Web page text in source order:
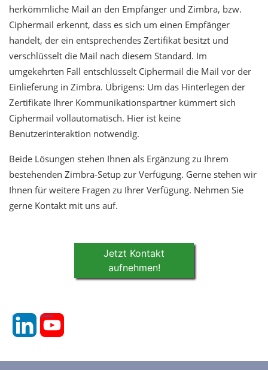
herkömmliche Mail an den Empfänger und Zimbra, bzw.
Ciphermail erkennt, dass es sich um einen Empfänger
handelt, der ein entsprechendes Zertifikat besitzt und
verschlüsselt die Mail nach diesem Standard. Im
umgekehrten Fall entschlüsselt Ciphermail die Mail vor der
Einlieferung in Zimbra. Übrigens: Um das Hinterlegen der
Zertifikate Ihrer Kommunikationspartner kümmert sich
Ciphermail vollautomatisch. Hier ist keine
Benutzerinteraktion notwendig.
Beide Lösungen stehen Ihnen als Ergänzung zu Ihrem
bestehenden Zimbra-Setup zur Verfügung. Gerne stehen wir
Ihnen für weitere Fragen zu Ihrer Verfügung. Nehmen Sie
gerne Kontakt mit uns auf.
Jetzt Kontakt
aufnehmen!
linkedin youtube